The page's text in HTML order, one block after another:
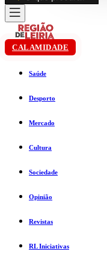
CALAMIDADE
Saúde
Desporto
Mercado
Cultura
Sociedade
Opinião
Revistas
RL Iniciativas